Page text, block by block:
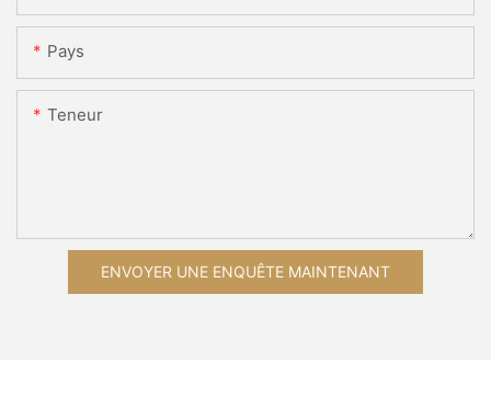
Pays
Teneur
ENVOYER UNE ENQUÊTE MAINTENANT